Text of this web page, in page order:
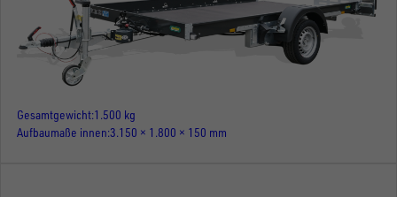
Gesamtgewicht 1.500 kg
Aufbaumaße innen 3.150 × 1.800 × 150 mm